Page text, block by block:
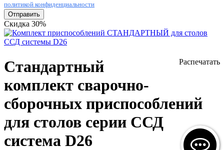
политикой конфиденциальности
Отправить
Скидка 30%
Распечатать
Стандартный
комплект сварочно-
сборочных приспособлений
для столов серии ССД
система D26